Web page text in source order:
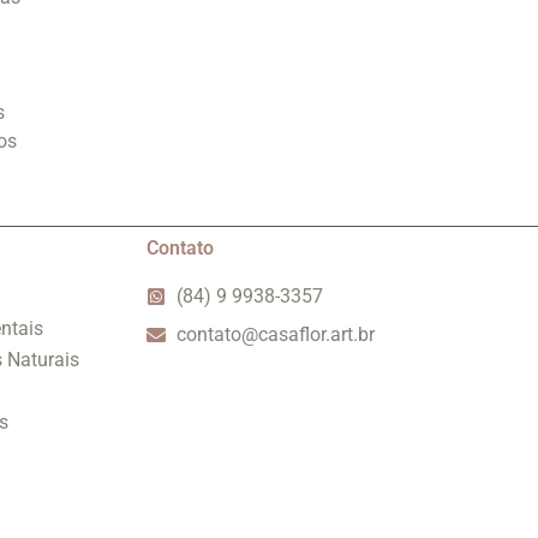
Naturais
Contato
(84) 9 9938-3357
contato@casaflor.art.br